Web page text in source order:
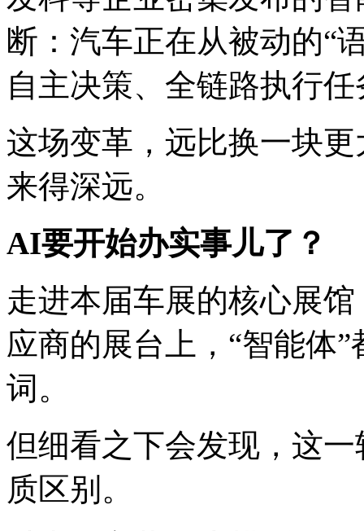
断：汽车正在从被动的“
自主决策、全链路执行
这场变革，远比换一块
来得深远。
AI要开始办实事儿了？
走进本届车展的核心展
应商的展台上，“智能体
词。
但细看之下会发现，这
质区别。